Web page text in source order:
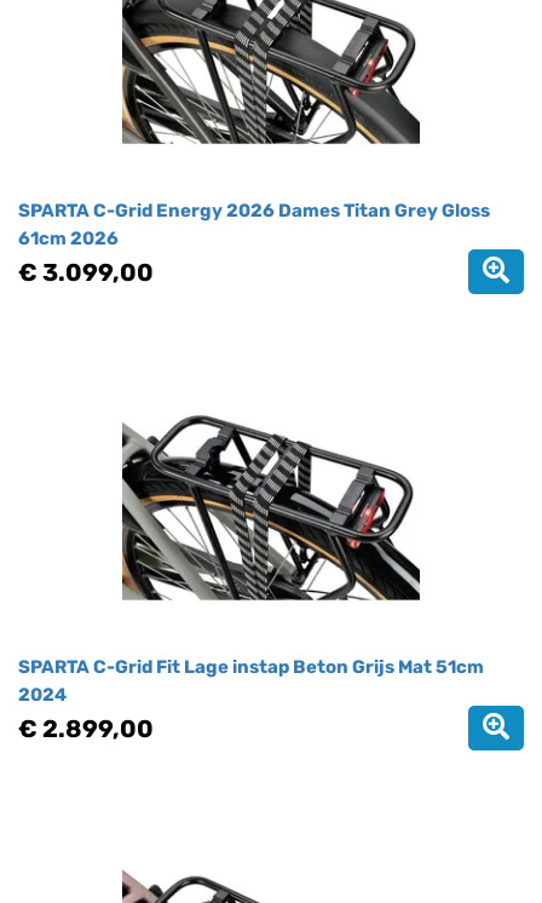
SPARTA C-Grid Energy 2026 Dames Titan Grey Gloss
61cm 2026
€ 3.099,00
SPARTA C-Grid Fit Lage instap Beton Grijs Mat 51cm
2024
€ 2.899,00